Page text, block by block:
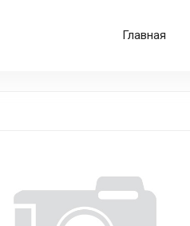
Главная